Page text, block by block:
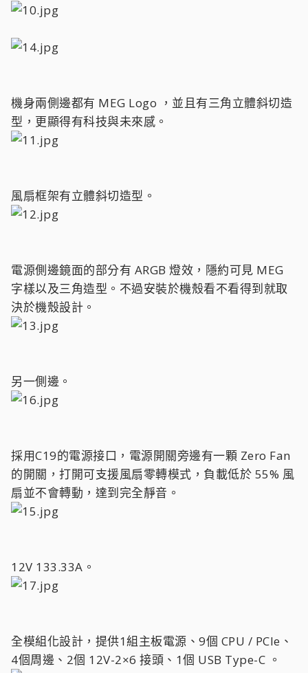
機身兩側邊都有 MEG Logo ，並且有三角立體斜切造
型，更顯得有科技與未來感。
風扇框架有立體斜切造型。
電源側邊鏡面的部分有 ARGB 燈效，隱約可見 MEG
字樣以及三角造型。不過安裝於機殼看不看得到就取
決於機殼設計。
另一側邊。
採用C19的電源接口，電源開關旁邊有一顆 Zero Fan
的開關，打開可支援風扇零轉模式，負載低於 55% 風
扇並不會轉動，達到完全靜音。
12V 133.33A。
全模組化設計，提供1組主板電源、9個 CPU / PCIe、
4個周邊、2個 12V-2×6 接頭、1個 USB Type-C 。